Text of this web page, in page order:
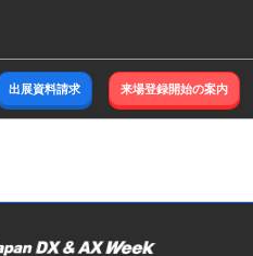
出展資料請求 来場登録開始の案内